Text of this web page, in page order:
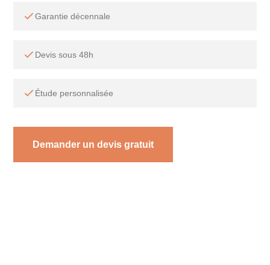
Garantie décennale
Devis sous 48h
Étude personnalisée
Demander un devis gratuit